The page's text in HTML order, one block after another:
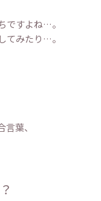
ですよね…。
てみたり…。
葉、